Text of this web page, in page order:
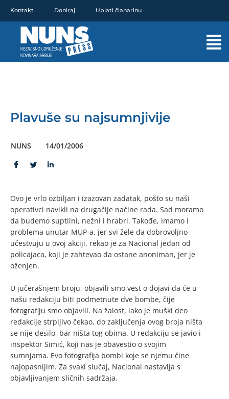
sadržaj
Kontakt Doniraj Uplati članarinu
Plavuše su najsumnjivije
NUNS 14/01/2006
Ovo je vrlo ozbiljan i izazovan zadatak, pošto su naši
operativci navikli na drugačije načine rada. Sad moramo
da budemo suptilni, nežni i hrabri. Takođe, imamo i
problema unutar MUP-a, jer svi žele da dobrovoljno
učestvuju u ovoj akciji, rekao je za Nacional jedan od
policajaca, koji je zahtevao da ostane anoniman, jer je
oženjen.
U jučerašnjem broju, objavili smo vest o dojavi da će u
našu redakciju biti podmetnute dve bombe, čije
fotografiju smo objavili. Na žalost, iako je muški deo
redakcije strpljivo čekao, do zaključenja ovog broja ništa
se nije desilo, bar ništa tog obima. U redakciju se javio i
inspektor Simić, koji nas je obavestio o svojim
sumnjama. Evo fotografija bombi koje se njemu čine
najopasnijim. Za svaki slučaj, Nacional nastavlja s
objavljivanjem sličnih sadržaja.